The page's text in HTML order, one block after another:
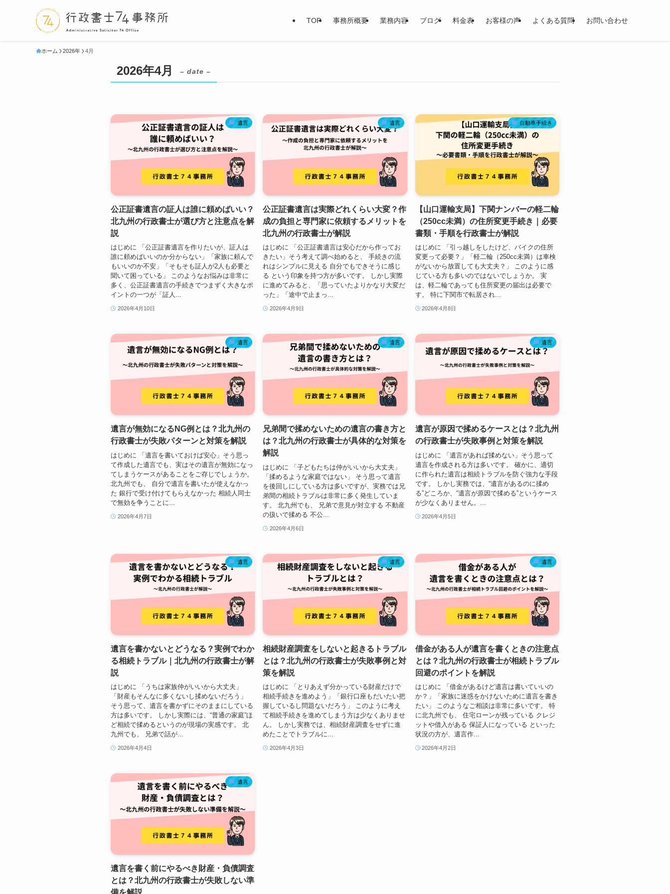
TOP 事務所概要 業務内容 ブログ 料金表 お客様の声 よくある質問 お問い合わせ
ホーム 2026年 4月
2026年4月 – date –
遺言
公正証書遺言の証人は誰に頼めばいい？
北九州の行政書士が選び方と注意点を解
説
はじめに 「公正証書遺言を作りたいが、証人は
誰に頼めばいいのか分からない」「家族に頼んで
もいいのか不安」「そもそも証人が2人も必要と
聞いて困っている」 このようなお悩みは非常に
多く、公正証書遺言の手続きでつまずく大きなポ
イントの一つが「証人...
2026年4月10日
遺言
公正証書遺言は実際どれくらい大変？作
成の負担と専門家に依頼するメリットを
北九州の行政書士が解説
はじめに 「公正証書遺言は安心だから作ってお
きたい」そう考えて調べ始めると、 手続きの流
れはシンプルに見える 自分でもできそうに感じ
る という印象を持つ方が多いです。 しかし実際
に進めてみると、「思っていたよりかなり大変だ
った」「途中で止まっ...
2026年4月9日
自動車手続き
【山口運輸支局】下関ナンバーの軽二輪
（250cc未満）の住所変更手続き｜必要
書類・手順を行政書士が解説
はじめに 「引っ越しをしたけど、バイクの住所
変更って必要？」「軽二輪（250cc未満）は車検
がないから放置しても大丈夫？」 このように感
じている方も多いのではないでしょうか。 実
は、軽二輪であっても住所変更の届出は必要で
す。 特に下関市で転居され...
2026年4月8日
遺言
遺言が無効になるNG例とは？北九州の
行政書士が失敗パターンと対策を解説
はじめに 「遺言を書いておけば安心」そう思っ
て作成した遺言でも、実はその遺言が無効になっ
てしまうケースがあることをご存じでしょうか。
北九州でも、 自分で遺言を書いたが使えなかっ
た 銀行で受け付けてもらえなかった 相続人同士
で無効を争うことに...
2026年4月7日
遺言
兄弟間で揉めないための遺言の書き方と
は？北九州の行政書士が具体的な対策を
解説
はじめに 「子どもたちは仲がいいから大丈夫」
「揉めるような家庭ではない」 そう思って遺言
を後回しにしている方は多いですが、実務では兄
弟間の相続トラブルは非常に多く発生していま
す。 北九州でも、 兄弟で意見が対立する 不動産
の扱いで揉める 不公...
2026年4月6日
遺言
遺言が原因で揉めるケースとは？北九州
の行政書士が失敗事例と対策を解説
はじめに 「遺言があれば揉めない」そう思って
遺言を作成される方は多いです。 確かに、適切
に作られた遺言は相続トラブルを防ぐ強力な手段
です。 しかし実務では、“遺言があるのに揉め
る”どころか、“遺言が原因で揉める”というケース
が少なくありません。...
2026年4月5日
遺言
遺言を書かないとどうなる？実例でわか
る相続トラブル｜北九州の行政書士が解
説
はじめに 「うちは家族仲がいいから大丈夫」
「財産もそんなに多くないし揉めないだろう」
そう思って、遺言を書かずにそのままにしている
方は多いです。 しかし実際には、“普通の家庭”ほ
ど相続で揉めるというのが現場の実感です。 北
九州でも、 兄弟で話が...
2026年4月4日
遺言
相続財産調査をしないと起きるトラブル
とは？北九州の行政書士が失敗事例と対
策を解説
はじめに 「とりあえず分かっている財産だけで
相続手続きを進めよう」「銀行口座もだいたい把
握しているし問題ないだろう」 このように考え
て相続手続きを進めてしまう方は少なくありませ
ん。 しかし実務では、相続財産調査をせずに進
めたことでトラブルに...
2026年4月3日
遺言
借金がある人が遺言を書くときの注意点
とは？北九州の行政書士が相続トラブル
回避のポイントを解説
はじめに 「借金があるけど遺言は書いていいの
か？」「家族に迷惑をかけないために遺言を書き
たい」 このようなご相談は非常に多いです。 特
に北九州でも、 住宅ローンが残っている クレジ
ットや借入がある 保証人になっている といった
状況の方が、遺言作...
2026年4月2日
遺言
遺言を書く前にやるべき財産・負債調査
とは？北九州の行政書士が失敗しない準